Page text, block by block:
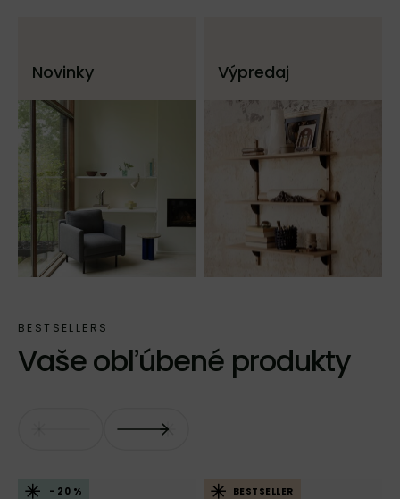
Novinky Výpredaj
Vaše obľúbené produkty
- 20 %
BESTSELLER